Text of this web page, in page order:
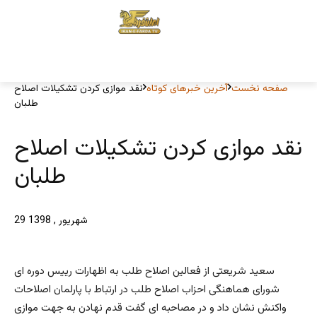
صفحه نخست آخرین خبرهای کوتاه نقد موازی کردن تشکیلات اصلاح
طلبان
نقد موازی کردن تشکیلات اصلاح
طلبان
29 شهریور , 1398
سعيد شريعتى از فعالين اصلاح طلب به اظهارات رييس دوره اى
شوراى هماهنگى احزاب اصلاح طلب در ارتباط با پارلمان اصلاحات
واكنش نشان داد و در مصاحبه ای گفت قدم نهادن به جهت موازى